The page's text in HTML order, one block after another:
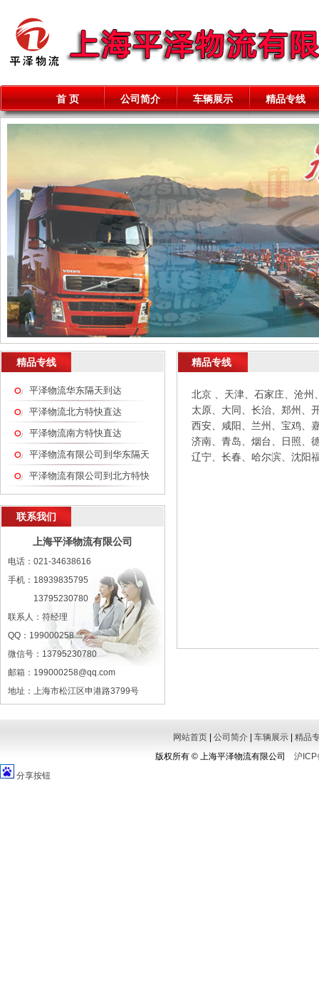
首 页 公司简介 车辆展示 精品专线
null
null
null精品专线
平泽物流华东隔天到达
平泽物流北方特快直达
平泽物流南方特快直达
平泽物流有限公司到华东隔天
到达：
平泽物流有限公司到北方特快
直达
联系我们
上海平泽物流有限公司
电话：021-34638616
手机：18939835795
13795230780
联系人：符经理
QQ：199000258
微信号：13795230780
邮箱：199000258@qq.com
地址：上海市松江区申港路3799号
精品专线
北京 、天津、石家庄、沧州
太原、大同、长治、郑州、
西安、咸阳、兰州、宝鸡、
济南、青岛、烟台、日照、
辽宁、长春、哈尔滨、沈阳
网站首页 公司简介 车辆展示
精品
版权所有 ©上海平泽物流有限公司 沪
分享按钮